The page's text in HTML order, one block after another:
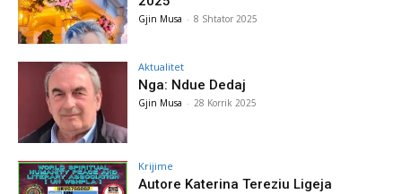
Gjin Musa - 8 Shtator 2025
Aktualitet
Nga: Ndue Dedaj
Gjin Musa - 28 Korrik 2025
Krijime
Autore Katerina Tereziu Ligeja